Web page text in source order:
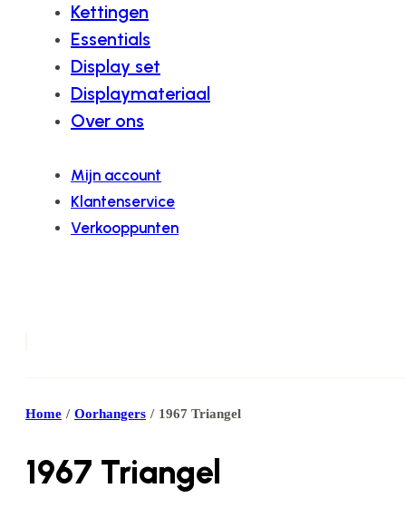
Kettingen
Essentials
Display set
Displaymateriaal
Over ons
Mijn account
Klantenservice
Verkooppunten
Home / Oorhangers / 1967 Triangel
1967 Triangel